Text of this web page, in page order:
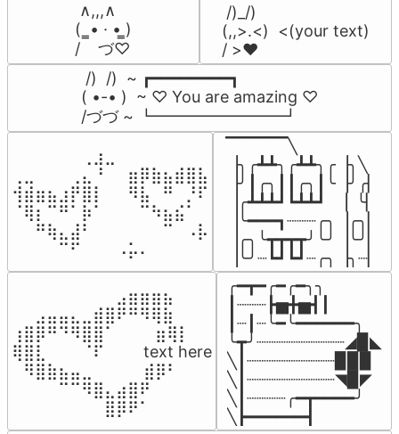
∧,,,∧
(  ̳• · • ̳)
/    づ♡
/)_/)
(,,>.<)  <(your text)
/ >❤️
/)  /)  ~ ┏━━━━━━━━┓
( •-• )  ~ ♡ You are amazing ♡
/づづ ~ ┗━━━━━━━━┛
⠀⠀⠀⠀⠀⠀⢀⣰⣀⠀⠀⠀⠀⠀⠀⠀⠀
⢀⣀⠀⠀⠀⢀⣄⠘⠀⠀⣶⡿⣷⣦⣾⣿⣧
⢺⣾⣶⣦⣰⡟⣿⡇⠀⠀⠻⣧⠀⠛⠀⡘⠏
⠈⢿⡆⠉⠛⠁⡷⠁⠀⠀⠀⠉⠳⣦⣮⠁⠀
⠀⠀⠛⢷⣄⣼⠃⠀⠀⠀⠀⠀⠀⠉⠀⠠⡧
⠀⠀⠀⠀⠉⠋⠀⠀⠀⠠⡥⠄⠀⠀⠀⠀⠀
▔▔▔▔▔╲
▕╮╭┻┻╮╭┻┻╮╭▕╮╲
▕╯┃╭╮┃┃╭╮┃╰▕╯╭▏
▕╭┻┻┻┛┗┻┻┛  ▕  ╰▏
▕╰━━━┓┈┈┈╭╮▕╭╮▏
▕╭╮╰┳┳┳┳╯╰╯▕╰╯▏
▕╰╯┈┗┛┗┛┈╭╮▕╮┈▏
⠀⠀⠀⠀⠀⠀⠀⠀⠀⣠⣶⣶⣶⣦⠀⠀
⠀⠀⣠⣤⣤⣄⣀⣾⣿⠟⠛⠻⢿⣷⠀
⢰⣿⡿⠛⠙⠻⣿⣿⠁⠀⠀ ⠀⣶⢿⡇
⢿⣿⣇⠀⠀⠀⠈⠏⠀⠀⠀ text here
⠀⠻⣿⣷⣦⣤⣀⠀⠀⠀ ⠀⣾⡿⠃⠀
⠀⠀⠀⠀⠉⠉⠻⣿⣄⣴⣿⠟⠀⠀⠀
⠀⠀⠀⠀⠀⠀⠀⠀⣿⡿⠟⠁⠀⠀⠀
╭━┳━╭━╭━╮╮
┃┈┈┈┣▅╋▅┫┃
┃┈┃┈╰━╰━━━━━━╮
╰┳╯┈┈┈┈┈┈┈┈┈◢▉◣
╲┃┈┈┈┈┈┈┈┈┈▉▉▉
╲┃┈┈┈┈┈┈┈┈┈◥▉◤
╲┃┈┈┈┈╭━┳━━━━╯
╲┣━━━━━━┫﻿